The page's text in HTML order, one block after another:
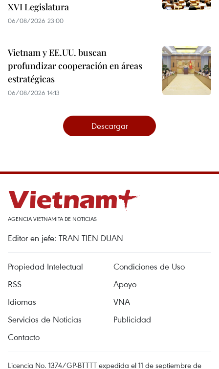
XVI Legislatura
06/08/2026 23:00
Vietnam y EE.UU. buscan
profundizar cooperación en áreas
estratégicas
06/08/2026 14:13
Descargar
AGENCIA VIETNAMITA DE NOTICIAS
Editor en jefe: TRAN TIEN DUAN
Propiedad Intelectual
Condiciones de Uso
RSS
Apoyo
Idiomas
VNA
Servicios de Noticias
Publicidad
Contacto
Licencia No. 1374/GP-BTTTT expedida el 11 de septiembre de